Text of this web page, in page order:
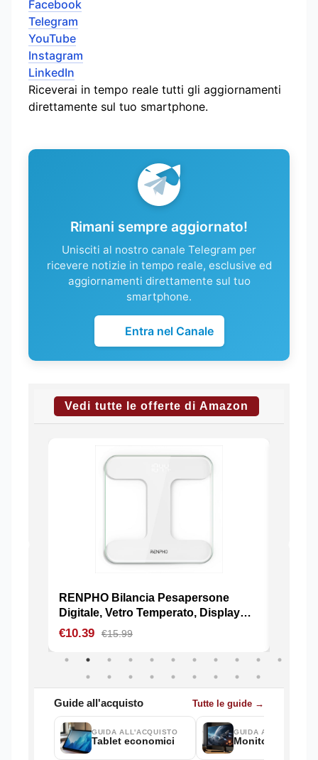
Facebook
Telegram
YouTube
Instagram
LinkedIn
Riceverai in tempo reale tutti gli aggiornamenti
direttamente sul tuo smartphone.
Rimani sempre aggiornato!
Unisciti al nostro canale Telegram per
ricevere notizie in tempo reale, esclusive ed
aggiornamenti direttamente sul tuo
smartphone.
Entra nel Canale